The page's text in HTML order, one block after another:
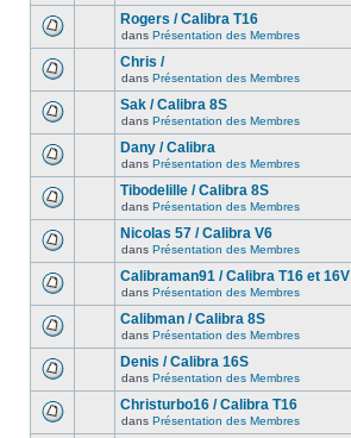
Rogers / Calibra T16
dans Présentation des Membres
Chris /
dans Présentation des Membres
Sak / Calibra 8S
dans Présentation des Membres
Dany / Calibra
dans Présentation des Membres
Tibodelille / Calibra 8S
dans Présentation des Membres
Nicolas 57 / Calibra V6
dans Présentation des Membres
Calibraman91 / Calibra T16 et 16V
dans Présentation des Membres
Calibman / Calibra 8S
dans Présentation des Membres
Denis / Calibra 16S
dans Présentation des Membres
Christurbo16 / Calibra T16
dans Présentation des Membres